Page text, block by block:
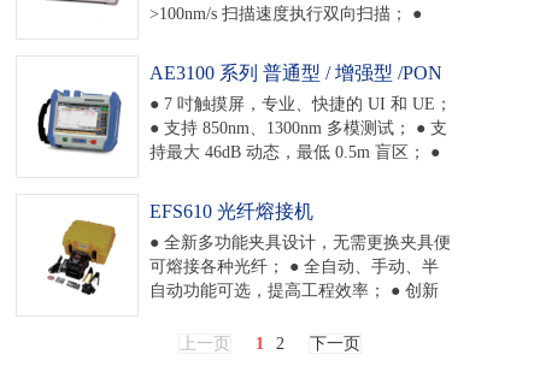
>100nm/s 扫描速度执行双向扫描； ●
态； ● 内置实时波长计，确保波长精
度。
AE3100 系列 普通型 / 增强型 /PON
型 / 多模 光时 域反射分析仪
(OTDR)
● 7 吋触摸屏，专业、快捷的 UI 和 UE；
● 支持 850nm、1300nm 多模测试； ● 支
持最大 46dB 动态，最低 0.5m 盲区； ●
测量、4 点法损耗计算、跨段功能； ● 齐
全的用户数据接口，支持 LAN、USB、
SD 等； ● 可支持 VFL、OPM、光纤显
微镜、稳定光源、线性视图、远程测量
等功能测试； ● AE3100 PON 系列具有
路器测试 PON 网络。
EFS610 光纤熔接机
● 全新多功能夹具设计，无需更换夹具便
可熔接各种光纤； ● 全自动、手动、半
自动功能可选，提高工程效率； ● 创新
重量轻；重量仅为 1.95kg； ● 5000 米海
上一页 1 2 下一页